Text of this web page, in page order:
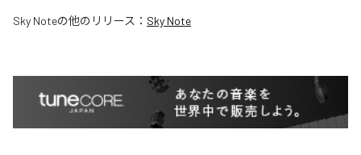
Sky Noteの他のリリース： Sky Note